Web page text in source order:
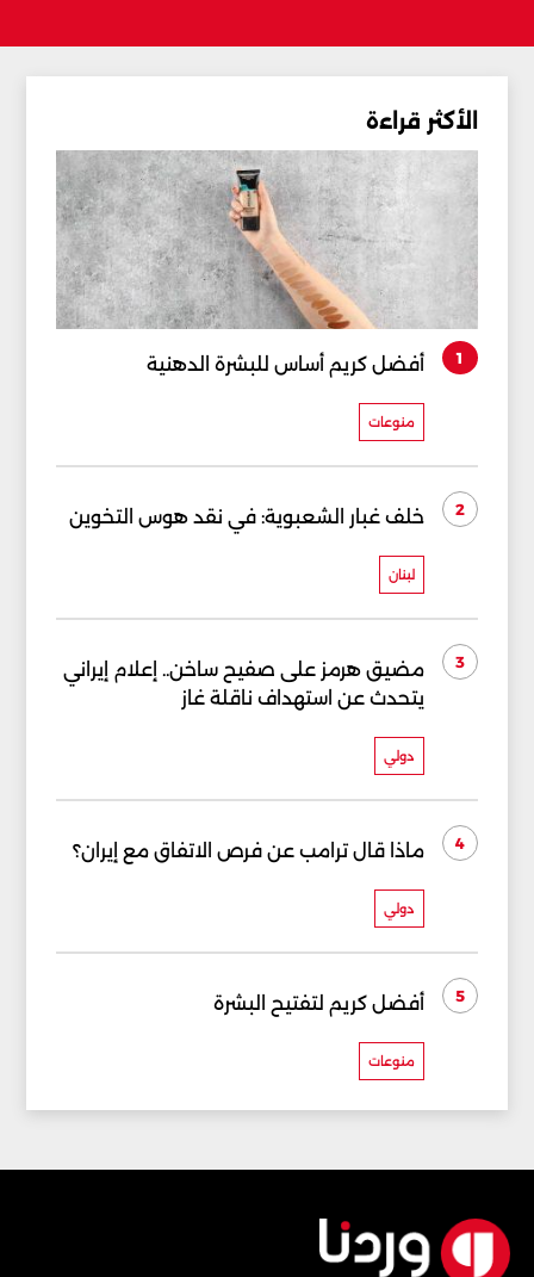
الأكثر قراءة
1 أفضل كريم أساس للبشرة الدهنية
منوعات
2 خلف غبار الشعبوية: في نقد هوس التخوين
لبنان
3
مضيق هرمز على صفيح ساخن.. إعلام إيراني
يتحدث عن استهداف ناقلة غاز
دولي
4 ماذا قال ترامب عن فرص الاتفاق مع إيران؟
دولي
5 أفضل كريم لتفتيح البشرة
منوعات